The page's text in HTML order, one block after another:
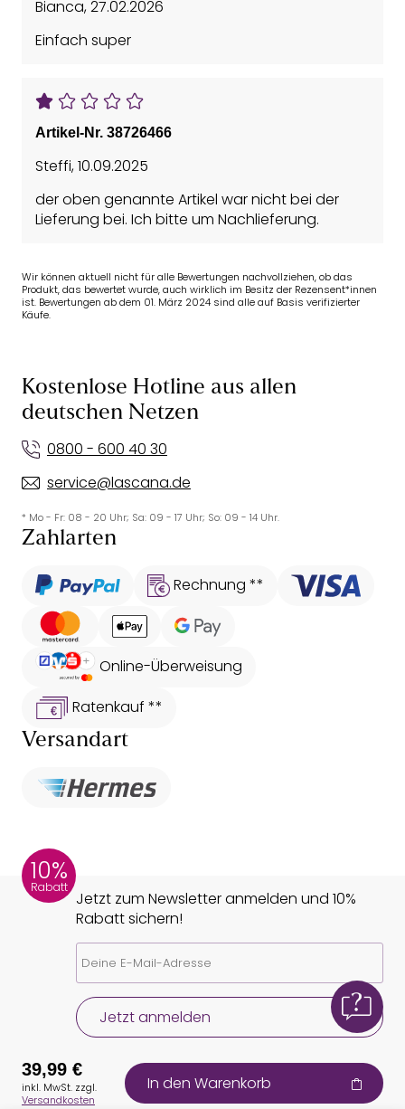
Bianca,27.02.2026
Einfach super
Artikel-Nr. 38726466
Steffi,10.09.2025
der oben genannte Artikel war nicht bei der
Lieferung bei. Ich bitte um Nachlieferung.
Wir können aktuell nicht für alle Bewertungen nachvollziehen, ob das
Produkt, das bewertet wurde, auch wirklich im Besitz der Rezensent*innen
ist. Bewertungen ab dem 01. März 2024 sind alle auf Basis verifizierter
Käufe.
Kostenlose Hotline aus allen
deutschen Netzen
0800 - 600 40 30
service@lascana.de
* Mo - Fr: 08 - 20 Uhr; Sa: 09 - 17 Uhr; So: 09 - 14 Uhr.
Zahlarten
Rechnung **
Online-Überweisung
Ratenkauf **
Versandart
10%
Rabatt
Jetzt zum Newsletter anmelden und 10%
Rabatt sichern!
Jetzt anmelden
39,99 €
inkl. MwSt. zzgl.
Versandkosten
In den Warenkorb